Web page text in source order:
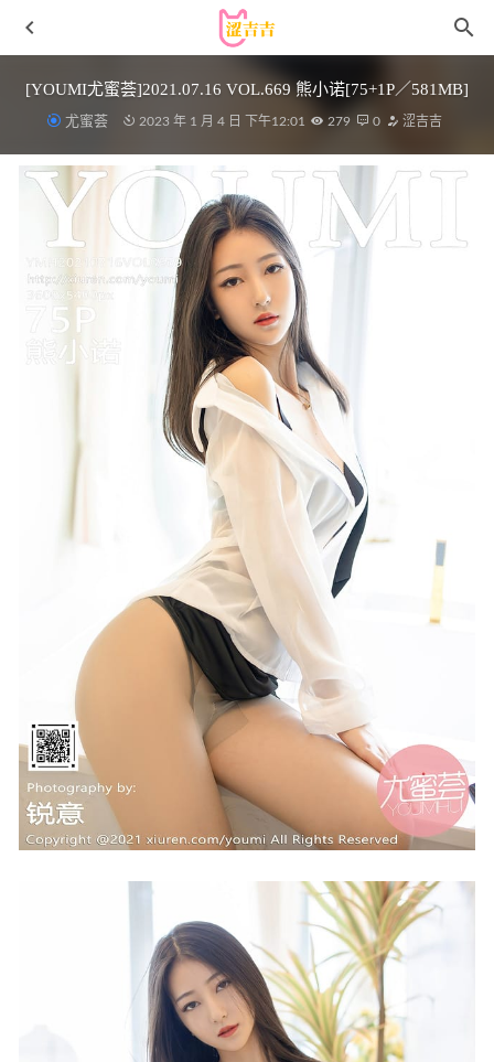
[YOUMI尤蜜荟]2021.07.16 VOL.669 熊小诺[75+1P／581MB]
尤蜜荟 2023 年 1 月 4 日 下午12:01 279 0 涩吉吉
[XIUREN秀人网]2022.09.23 VOL.5636 奶瓶土肥圆矮挫丑黑
穷[71+1P／653MB]
2023-01-15
[Xiuren秀人网]2024.05.14 NO.8538 杨晨晨
Yome[81+1P/569MB] 2024-09-06
尤蜜荟 – 2020.11.02 VOL.549 王雨纯[55+1P506M]
[Xiuren秀人网]2024.04.18 NO.8415 程程程-[80+1P/809MB]
Habin(夏彬)- 写真图片合集【持续更新中】
2023-06-18